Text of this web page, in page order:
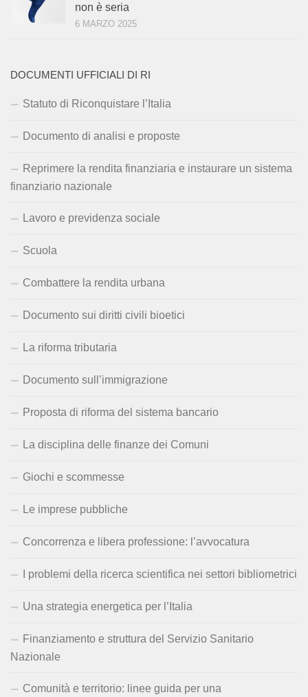
non è seria
6 MARZO 2025
DOCUMENTI UFFICIALI DI RI
Statuto di Riconquistare l’Italia
Documento di analisi e proposte
Reprimere la rendita finanziaria e instaurare un sistema
finanziario nazionale
Lavoro e previdenza sociale
Scuola
Combattere la rendita urbana
Documento sui diritti civili bioetici
La riforma tributaria
Documento sull’immigrazione
Proposta di riforma del sistema bancario
La disciplina delle finanze dei Comuni
Giochi e scommesse
Le imprese pubbliche
Concorrenza e libera professione: l’avvocatura
I problemi della ricerca scientifica nei settori bibliometrici
Una strategia energetica per l’Italia
Finanziamento e struttura del Servizio Sanitario
Nazionale
Comunità e territorio: linee guida per una